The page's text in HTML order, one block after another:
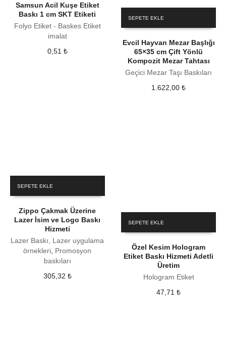
Samsun Acil Kuşe Etiket
Baskı 1 cm SKT Etiketi
Folyo Etiket - Baskes Etiket
imalat
0,51 ₺
SEPETE EKLE
Evcil Hayvan Mezar Başlığı
65×35 cm Çift Yönlü
Kompozit Mezar Tahtası
Geçici Mezar Taşı Baskıları
1.622,00₺
SEPETE EKLE
Zippo Çakmak Üzerine
Lazer İsim ve Logo Baskı
Hizmeti
Lazer Baskı, Lazer uygulama
örnekleri, Promosyon
baskıları
305,32 ₺
SEPETE EKLE
Özel Kesim Hologram
Etiket Baskı Hizmeti Adetli
Üretim
Hologram Etiket
47,71₺